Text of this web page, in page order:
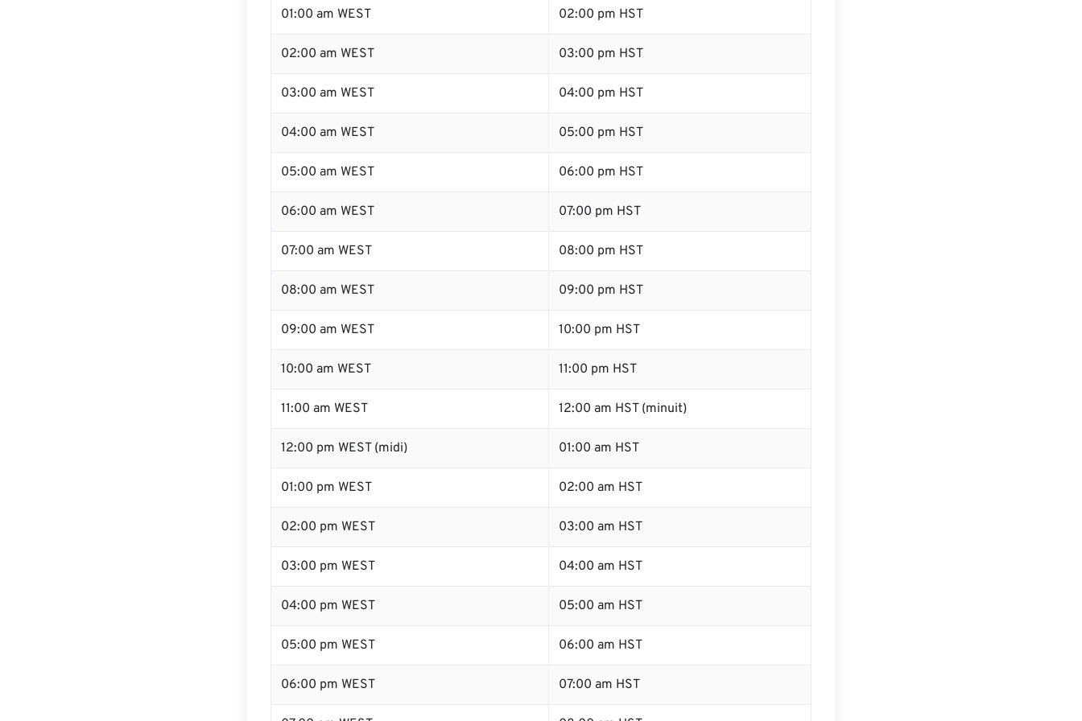
01:00 am WEST 02:00 pm HST
02:00 am WEST 03:00 pm HST
03:00 am WEST 04:00 pm HST
04:00 am WEST 05:00 pm HST
05:00 am WEST 06:00 pm HST
06:00 am WEST 07:00 pm HST
07:00 am WEST 08:00 pm HST
08:00 am WEST 09:00 pm HST
09:00 am WEST 10:00 pm HST
10:00 am WEST 11:00 pm HST
11:00 am WEST 12:00 am HST (minuit)
12:00 pm WEST (midi) 01:00 am HST
01:00 pm WEST 02:00 am HST
02:00 pm WEST 03:00 am HST
03:00 pm WEST 04:00 am HST
04:00 pm WEST 05:00 am HST
05:00 pm WEST 06:00 am HST
06:00 pm WEST 07:00 am HST